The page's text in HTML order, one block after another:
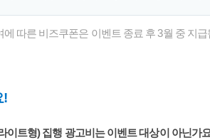
따른 비즈쿠폰은 이벤트 종료 후 3월 중 지급
!
이트형) 집행 광고비는 이벤트 대상이 아닌가